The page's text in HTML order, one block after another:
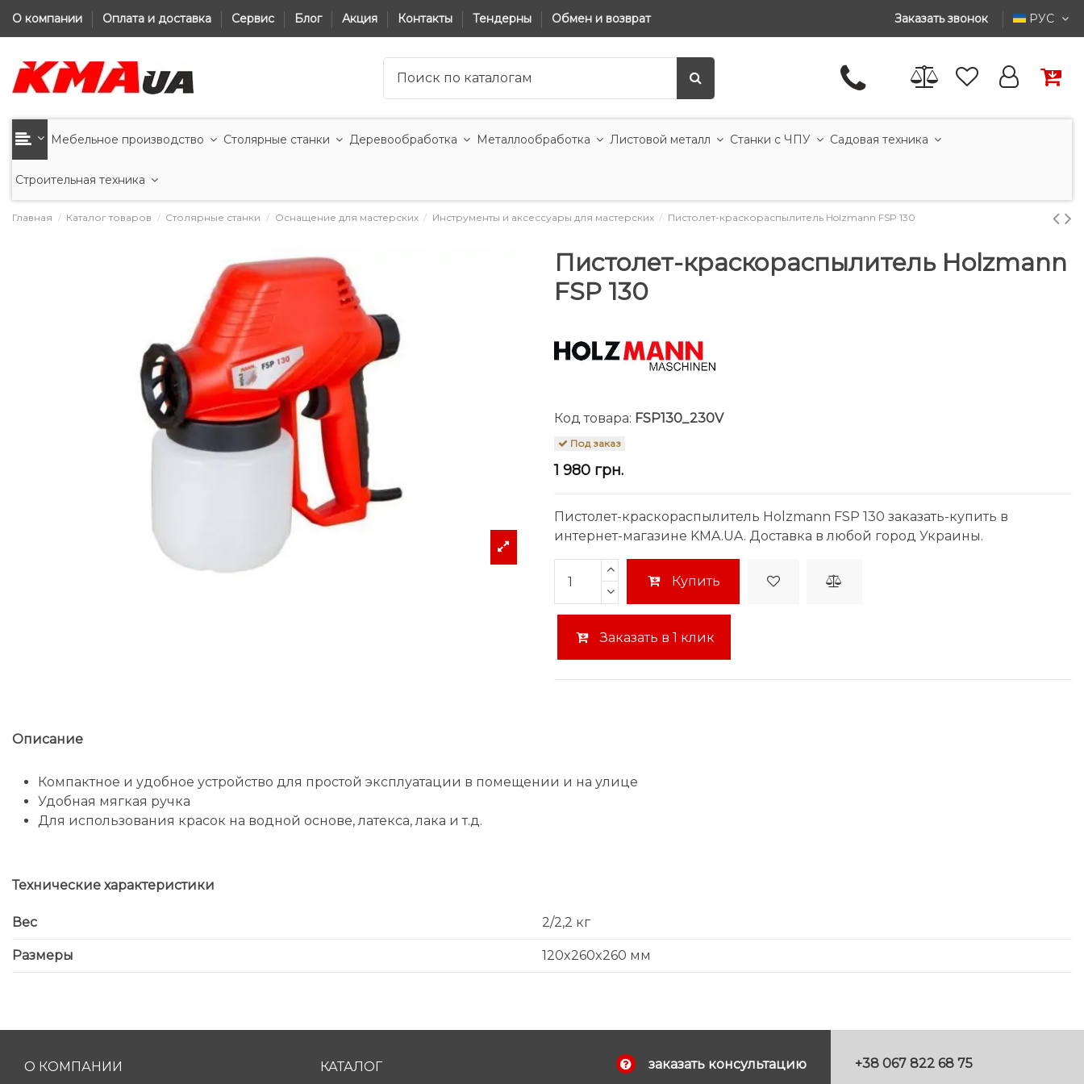
О компании Оплата и доставка Сервис Блог Акция Контакты Тендерны Обмен и возврат Заказать звонок РУС
Мебельное производство Столярные станки Деревообработка Металлообработка Листовой металл Станки с ЧПУ Садовая техника
Строительная техника
Главная Каталог товаров Столярные станки Оснащение для мастерских Инструменты и аксессуары для мастерских Пистолет-краскораспылитель Holzmann FSP 130
Пистолет-краскораспылитель Holzmann
FSP 130
Код товара: FSP130_230V
Под заказ
1 980 грн.
Пистолет-краскораспылитель Holzmann FSP 130 заказать-купить в
интернет-магазине KMA.UA. Доставка в любой город Украины.
Купить
Заказать в 1 клик
Описание
Компактное и удобное устройство для простой эксплуатации в помещении и на улице
Удобная мягкая ручка
Для использования красок на водной основе, латекса, лака и т.д.
Технические характеристики
Вес 2/2,2 кг
Размеры 120x260x260 мм
О КОМПАНИИ КАТАЛОГ заказать консультацию +38 067 822 68 75